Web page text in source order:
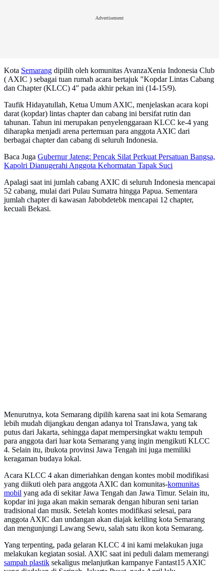
Advertisement
Kota Semarang dipilih oleh komunitas AvanzaXenia Indonesia Club
( AXIC ) sebagai tuan rumah acara bertajuk "Kopdar Lintas Cabang
dan Chapter (KLCC) 4" pada akhir pekan ini (14-15/9).
Taufik Hidayatullah, Ketua Umum AXIC, menjelaskan acara kopi
darat (kopdar) lintas chapter dan cabang ini bersifat rutin dan
tahunan. Tahun ini merupakan penyelenggaraan KLCC ke-4 yang
diharapka menjadi arena pertemuan para anggota AXIC dari
berbagai chapter dan cabang di seluruh Indonesia.
Baca Juga Gubernur Jateng: Pencak Silat Perkuat Persatuan Bangsa,
Kapolri Dianugerahi Anggota Kehormatan Tapak Suci
Apalagi saat ini jumlah cabang AXIC di seluruh Indonesia mencapai
52 cabang, mulai dari Pulau Sumatra hingga Papua. Sementara
jumlah chapter di kawasan Jabobdetebk mencapai 12 chapter,
kecuali Bekasi.
Menurutnya, kota Semarang dipilih karena saat ini kota Semarang
lebih mudah dijangkau dengan adanya tol TransJawa, yang tak
putus dari Jakarta, sehingga dapat mempersingkat waktu tempuh
para anggota dari luar kota Semarang yang ingin mengikuti KLCC
4. Selain itu, ibukota provinsi Jawa Tengah ini juga memiliki
keragaman budaya lokal.
Acara KLCC 4 akan dimeriahkan dengan kontes mobil modifikasi
yang diikuti oleh para anggota AXIC dan komunitas-komunitas
mobil yang ada di sekitar Jawa Tengah dan Jawa Timur. Selain itu,
kopdar ini juga akan makin semarak dengan hiburan seni tarian
tradisional dan musik. Setelah kontes modifikasi selesai, para
anggota AXIC dan undangan akan diajak keliling kota Semarang
dan mengunjungi Lawang Sewu, salah satu ikon kota Semarang.
Yang terpenting, pada gelaran KLCC 4 ini kami melakukan juga
melakukan kegiatan sosial. AXIC saat ini peduli dalam memerangi
sampah plastik sekaligus melanjutkan kampanye Fantast15 AXIC